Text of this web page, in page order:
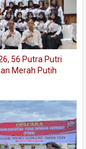
56 Putra Putri
Merah Putih